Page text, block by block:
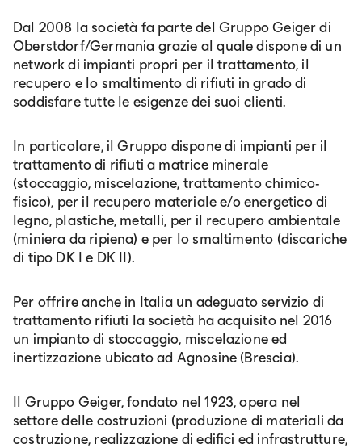
Dal 2008 la società fa parte del Gruppo Geiger di
Oberstdorf/Germania grazie al quale dispone di un
network di impianti propri per il trattamento, il
recupero e lo smaltimento di rifiuti in grado di
soddisfare tutte le esigenze dei suoi clienti.
In particolare, il Gruppo dispone di impianti per il
trattamento di rifiuti a matrice minerale
(stoccaggio, miscelazione, trattamento chimico-
fisico), per il recupero materiale e/o energetico di
legno, plastiche, metalli, per il recupero ambientale
(miniera da ripiena) e per lo smaltimento (discariche
di tipo DK I e DK II).
Per offrire anche in Italia un adeguato servizio di
trattamento rifiuti la società ha acquisito nel 2016
un impianto di stoccaggio, miscelazione ed
inertizzazione ubicato ad Agnosine (Brescia).
Il Gruppo Geiger, fondato nel 1923, opera nel
settore delle costruzioni (produzione di materiali da
costruzione, realizzazione di edifici ed infrastrutture,